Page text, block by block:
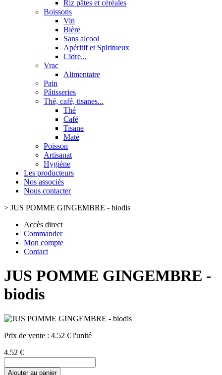
Riz pâtes et céréales
Boissons
Vin
Bière
Sans alcool
Apéritif et Spiritueux
Cidre...
Vrac
Alimentaire
Pain
Pâtisseries
Thé, café, tisanes...
Thé
Café
Tisane
Maté
Poisson
Artisanat
Hygiène
Les producteurs
Nos associés
Nous contacter
> JUS POMME GINGEMBRE - biodis
Accès direct
Commander
Mon compte
Contact
JUS POMME GINGEMBRE -
biodis
Prix de vente : 4.52 € l'unité
4.52 €
Ajouter au panier